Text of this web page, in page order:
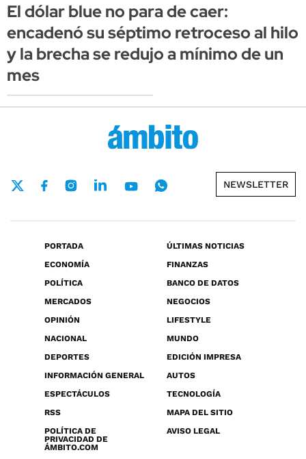
El dólar blue no para de caer:
encadenó su séptimo retroceso al hilo
y la brecha se redujo a mínimo de un
mes
NEWSLETTER
PORTADA
ÚLTIMAS NOTICIAS
ECONOMÍA
FINANZAS
POLÍTICA
BANCO DE DATOS
MERCADOS
NEGOCIOS
OPINIÓN
LIFESTYLE
NACIONAL
MUNDO
DEPORTES
EDICIÓN IMPRESA
INFORMACIÓN GENERAL
AUTOS
ESPECTÁCULOS
TECNOLOGÍA
RSS
MAPA DEL SITIO
POLÍTICA DE
PRIVACIDAD DE
ÁMBITO.COM
AVISO LEGAL